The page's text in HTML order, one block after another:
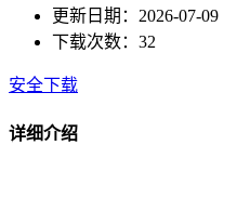
更新日期：2026-07-09
下载次数：32
安全下载
详细介绍